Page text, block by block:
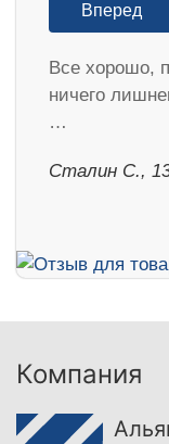
Вперед
Все хорошо,
ничего
…
Сталин С.,
Компания